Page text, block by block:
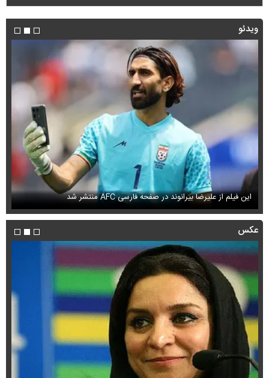
ویدئو
این فیلم از علیرضا بیرانوند در صفحه فارسی AFC منتشر شد
عکس